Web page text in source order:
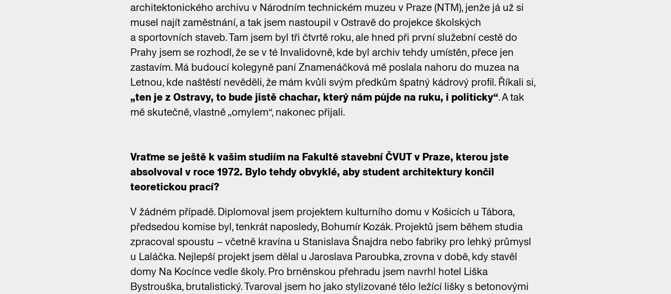
architektonického archivu v Národním technickém muzeu v Praze (NTM), jenže já už si
musel najít zaměstnání, a tak jsem nastoupil v Ostravě do projekce školských
a sportovních staveb. Tam jsem byl tři čtvrtě roku, ale hned při první služební cestě do
Prahy jsem se rozhodl, že se v té Invalidovně, kde byl archiv tehdy umístěn, přece jen
zastavím. Má budoucí kolegyně paní Znamenáčková mě poslala nahoru do muzea na
Letnou, kde naštěstí nevěděli, že mám kvůli svým předkům špatný kádrový profil. Říkali si,
„ten je z Ostravy, to bude jistě chachar, který nám půjde na ruku, i politicky“. A tak
mě skutečně, vlastně „omylem“, nakonec přijali.
Vraťme se ještě k vašim studiím na Fakultě stavební ČVUT v Praze, kterou jste
absolvoval v roce 1972. Bylo tehdy obvyklé, aby student architektury končil
teoretickou prací?
V žádném případě. Diplomoval jsem projektem kulturního domu v Košicích u Tábora,
předsedou komise byl, tenkrát naposledy, Bohumír Kozák. Projektů jsem během studia
zpracoval spoustu – včetně kravína u Stanislava Šnajdra nebo fabriky pro lehký průmysl
u Laláčka. Nejlepší projekt jsem dělal u Jaroslava Paroubka, zrovna v době, kdy stavěl
domy Na Kocínce vedle školy. Pro brněnskou přehradu jsem navrhl hotel Liška
Bystrouška, brutalistický. Tvaroval jsem ho jako stylizované tělo ležící lišky s betonovými